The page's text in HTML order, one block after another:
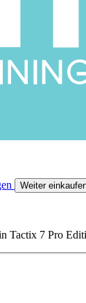
Weiter
Tactix 7 Pro